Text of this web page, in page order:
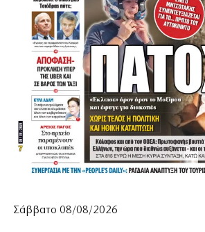
Σάββατο 08/08/2026